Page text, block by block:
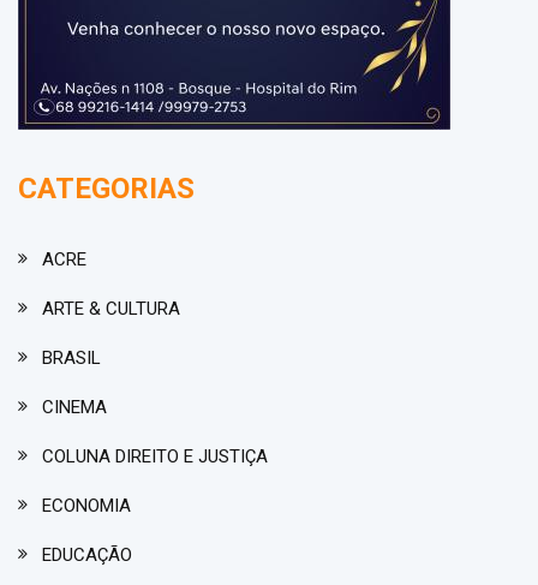
CATEGORIAS
ACRE
ARTE & CULTURA
BRASIL
CINEMA
COLUNA DIREITO E JUSTIÇA
ECONOMIA
EDUCAÇÃO